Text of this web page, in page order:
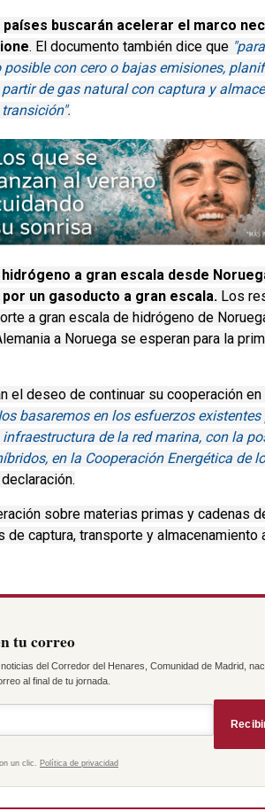
países buscarán acelerar el marco
. El documento también dice que
con cero o bajas emisiones,
de gas natural con captura y
a gran escala desde
un gasoducto a gran escala. Los
a gran escala de hidrógeno de
a Noruega se esperan para la
el deseo de continuar su cooperación en
basaremos en los esfuerzos existentes
de la red marina, con la
en la Cooperación Energética de
sobre materias primas y cadenas
captura, transporte y almacenamiento
tu correo
del Corredor del Henares, Comunidad de Madrid,
al final de tu jornada.
un clic. Política de privacidad